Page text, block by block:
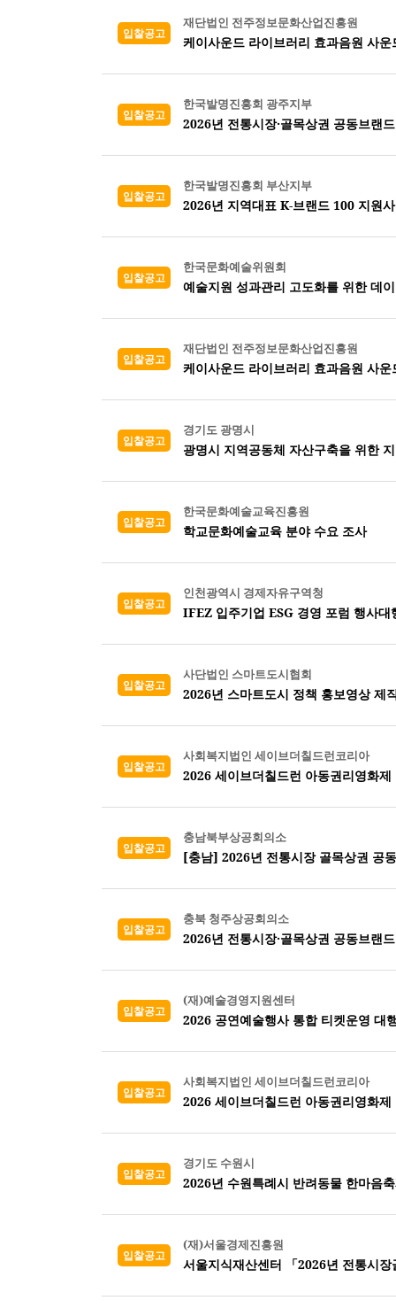
입찰공고
재단법인 전주정보문화산업진흥원
케이사운드 라이브러리 효과음원 사
입찰공고
한국발명진흥회 광주지부
2026년 전통시장·골목상권 공동브랜
입찰공고
한국발명진흥회 부산지부
입찰공고
한국문화예술위원회
예술지원 성과관리 고도화를 위한 데
입찰공고
재단법인 전주정보문화산업진흥원
케이사운드 라이브러리 효과음원 사
입찰공고
경기도 광명시
광명시 지역공동체 자산구축을 위한
입찰공고
한국문화예술교육진흥원
학교문화예술교육 분야 수요 조사
입찰공고
인천광역시 경제자유구역청
IFEZ 입주기업 ESG 경영 포럼 행사대
입찰공고
사단법인 스마트도시협회
2026년 스마트도시 정책 홍보영상 제
입찰공고
사회복지법인 세이브더칠드런코리아
2026 세이브더칠드런 아동권리영화
입찰공고
충남북부상공회의소
입찰공고
충북 청주상공회의소
2026년 전통시장·골목상권 공동브랜
입찰공고
(재)예술경영지원센터
2026 공연예술행사 통합 티켓운영 대
입찰공고
사회복지법인 세이브더칠드런코리아
2026 세이브더칠드런 아동권리영화
입찰공고
경기도 수원시
2026년 수원특례시 반려동물 한마음
입찰공고
(재)서울경제진흥원